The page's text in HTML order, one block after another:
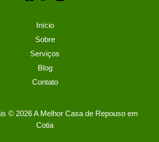
Início
Sobre
Serviços
Blog
Contato
© 2026 A Melhor Casa de Repouso em
Cotia